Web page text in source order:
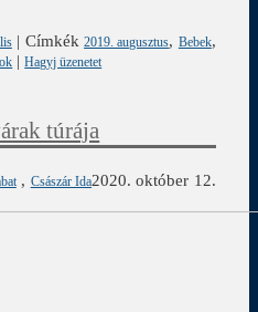
| Címkék 2019. augusztus, Bebek,
|Hagyj üzenetet
túrája
, Császár Ida2020. október 12.